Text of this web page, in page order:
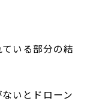
いる部分の結
いとドローン